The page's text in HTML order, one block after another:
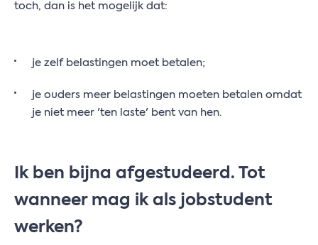
toch, dan is het mogelijk dat:
je zelf belastingen moet betalen;
je ouders meer belastingen moeten betalen omdat
je niet meer 'ten laste' bent van hen.
Ik ben bijna afgestudeerd. Tot
wanneer mag ik als jobstudent
werken?